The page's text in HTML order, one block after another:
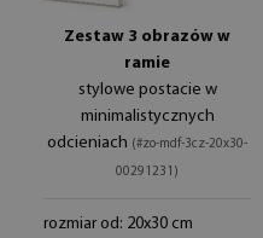
Zestaw 3 obrazów w
ramie
stylowe postacie w
minimalistycznych
odcieniach (#zo-mdf-3cz-20x30-
00291231)
rozmiar od: 20x30 cm